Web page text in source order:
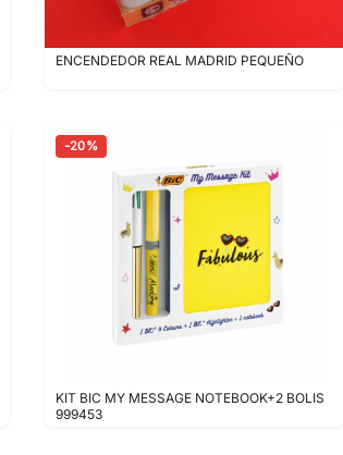
ENCENDEDOR REAL MADRID PEQUEÑO
-20%
KIT BIC MY MESSAGE NOTEBOOK+2 BOLIS
999453